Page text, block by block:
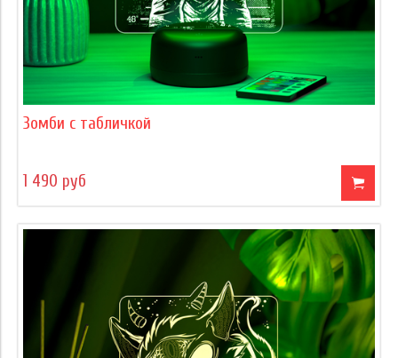
Зомби с табличкой
1 490 руб